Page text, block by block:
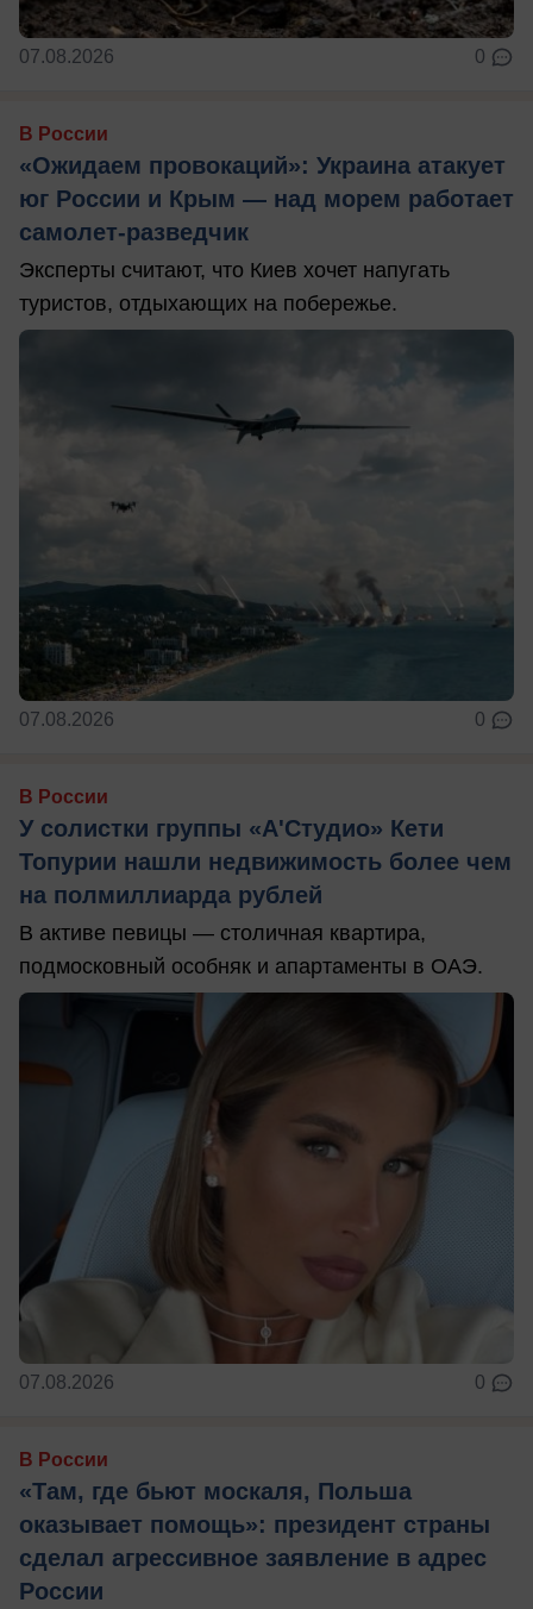
07.08.2026 0
В России
«Ожидаем провокаций»: Украина атакует
юг России и Крым — над морем работает
самолет-разведчик
Эксперты считают, что Киев хочет напугать
туристов, отдыхающих на побережье.
07.08.2026 0
В России
У солистки группы «А'Студио» Кети
Топурии нашли недвижимость более чем
на полмиллиарда рублей
В активе певицы — столичная квартира,
подмосковный особняк и апартаменты в ОАЭ.
07.08.2026 0
В России
«Там, где бьют москаля, Польша
оказывает помощь»: президент страны
сделал агрессивное заявление в адрес
России